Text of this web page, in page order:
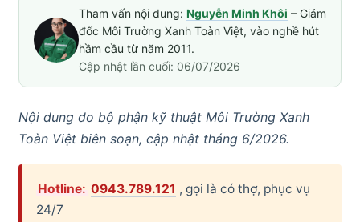
Tham vấn nội dung: Nguyễn Minh Khôi – Giám
đốc Môi Trường Xanh Toàn Việt, vào nghề hút
hầm cầu từ năm 2011.
Cập nhật lần cuối: 06/07/2026
Nội dung do bộ phận kỹ thuật Môi Trường Xanh
Toàn Việt biên soạn, cập nhật tháng 6/2026.
Hotline: 0943.789.121 , gọi là có thợ, phục vụ
24/7